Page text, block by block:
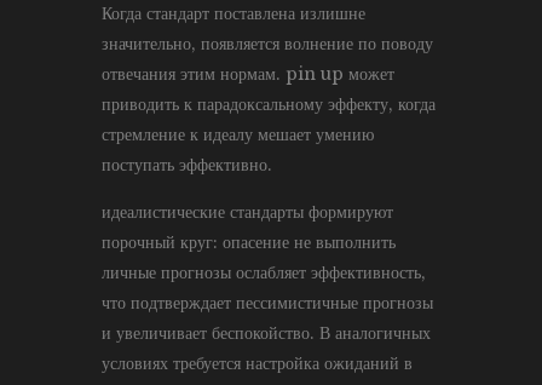
Когда стандарт поставлена излишне
значительно, появляется волнение по поводу
отвечания этим нормам. pin up может
приводить к парадоксальному эффекту, когда
стремление к идеалу мешает умению
поступать эффективно.
идеалистические стандарты формируют
порочный круг: опасение не выполнить
личные прогнозы ослабляет эффективность,
что подтверждает пессимистичные прогнозы
и увеличивает беспокойство. В аналогичных
условиях требуется настройка ожиданий в